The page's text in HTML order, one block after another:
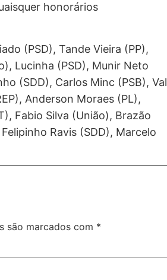
honorários
(PSD), Tande Vieira (PP),
Lucinha (PSD), Munir Neto
(SDD), Carlos Minc (PSB), Val
Anderson Moraes (PL),
Fabio Silva (União), Brazão
Ravis (SDD), Marcelo
são marcados com *